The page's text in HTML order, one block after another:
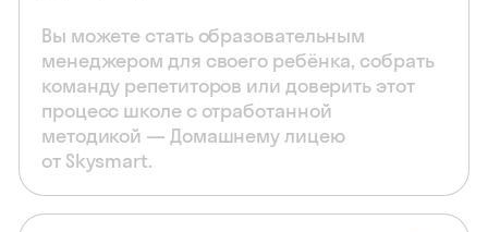
Вы можете стать образовательным
менеджером для своего ребёнка, собрать
команду репетиторов или доверить этот
процесс школе с отработанной
методикой — Домашнему лицею
от Skysmart.